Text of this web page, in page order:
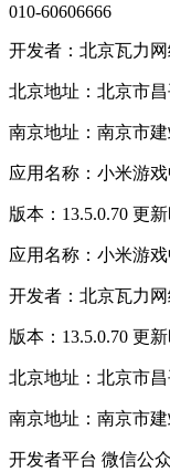
010-60606666
开发者：北京瓦力
北京地址：北京市
南京地址：南京市
应用名称：小米游
版本：13.5.0.70 更
应用名称：小米游
开发者：北京瓦力
版本：13.5.0.70 更
北京地址：北京市
南京地址：南京市
开发者平台 微信公